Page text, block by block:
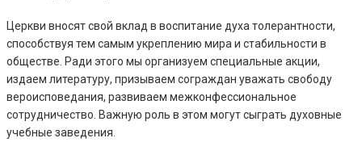
Церкви вносят свой вклад в воспитание духа толерантности,
способствуя тем самым укреплению мира и стабильности в
обществе. Ради этого мы организуем специальные акции,
издаем литературу, призываем сограждан уважать свободу
вероисповедания, развиваем межконфессиональное
сотрудничество. Важную роль в этом могут сыграть духовные
учебные заведения.